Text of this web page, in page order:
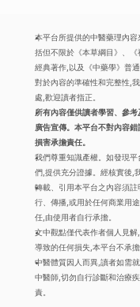
本平台所提供的中醫藥理內
括但不限於《本草綱目》、
經典著作,以及《中藥學》普
對於內容的準確性和完整性,
處,歡迎讀者指正。
所有內容僅供讀者學習、參
廣告宣傳。本平台不對內容
損害承擔責任。
我們尊重知識產權。如發現
們,提供充分證據。經核實後,
轉載、引用本平台之內容須
行、傳播,或用於任何商業用
任,由使用者自行承擔。
文中觀點僅代表作者個人見
導致的任何損失,本平台不承擔
中醫體質因人而異,讀者如需
中醫師,切勿自行診斷和治療
責。